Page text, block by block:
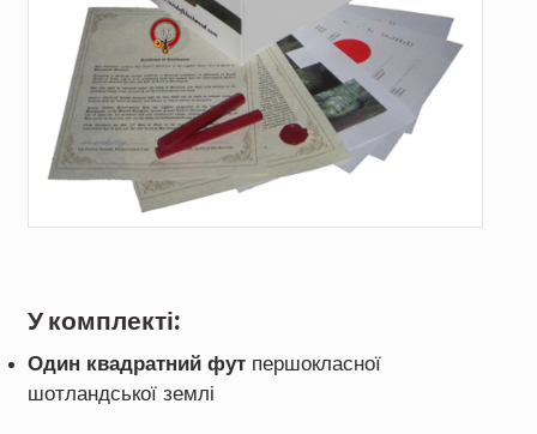
У комплекті:
Один квадратний футпершокласної
шотландської землі